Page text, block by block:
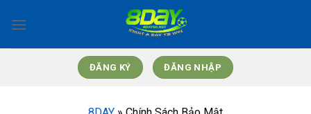
qua
ĐĂNG KÝ ĐĂNG NHẬP